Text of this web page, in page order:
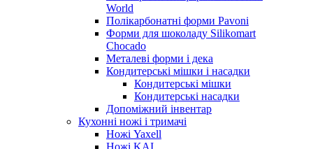
World
Полікарбонатні форми Pavoni
Форми для шоколаду Silikomart
Chocado
Металеві форми і дека
Кондитерські мішки і насадки
Кондитерські мішки
Кондитерські насадки
Допоміжний інвентар
Кухонні ножі і тримачі
Ножі Yaxell
Ножі KAI